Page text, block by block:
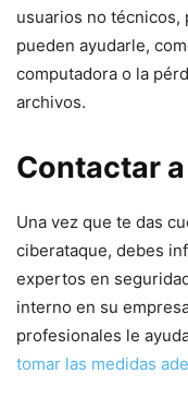
usuarios no técnicos,
pueden ayudarle,
computadora o la
archivos.
Contactar
Una vez​ que te das
ciberataque, debes
expertos en‍
interno en​ su
profesionales le
tomar las medidas